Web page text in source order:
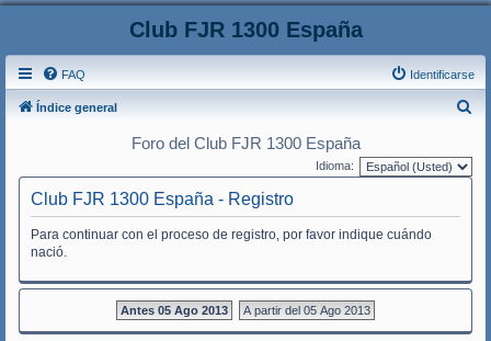
Club FJR 1300 España
FAQ Identificarse
Índice general
Foro del Club FJR 1300 España
Idioma:
Club FJR 1300 España - Registro
Para continuar con el proceso de registro, por favor indique cuándo
nació.
Antes 05 Ago 2013 A partir del 05 Ago 2013